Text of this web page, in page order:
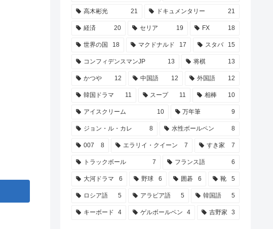
高木彬光 21 ドキュメンタリー 21
経済 20 セリア 19 FX 18
世界の国 18 マクドナルド 17 スタバ 15
コンフィデンスマンJP 13 将棋 13
かつや 12 中国語 12 外国語 12
韓国ドラマ 11 スープ 11 相棒 10
アイスクリーム 10 万年筆 9
ジョン・ル・カレ 8 水性ボールペン 8
007 8 エラリイ・クイーン 7 すき家 7
トラックボール 7 フランス語 6
大河ドラマ 6 野球 6 囲碁 6 靴 5
ロシア語 5 アラビア語 5 韓国語 5
キーボード 4 ゲルボールペン 4 吉野家 3